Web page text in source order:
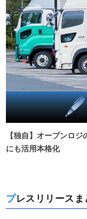
【独自】オープンロ
にも活用本格化
プレスリリース